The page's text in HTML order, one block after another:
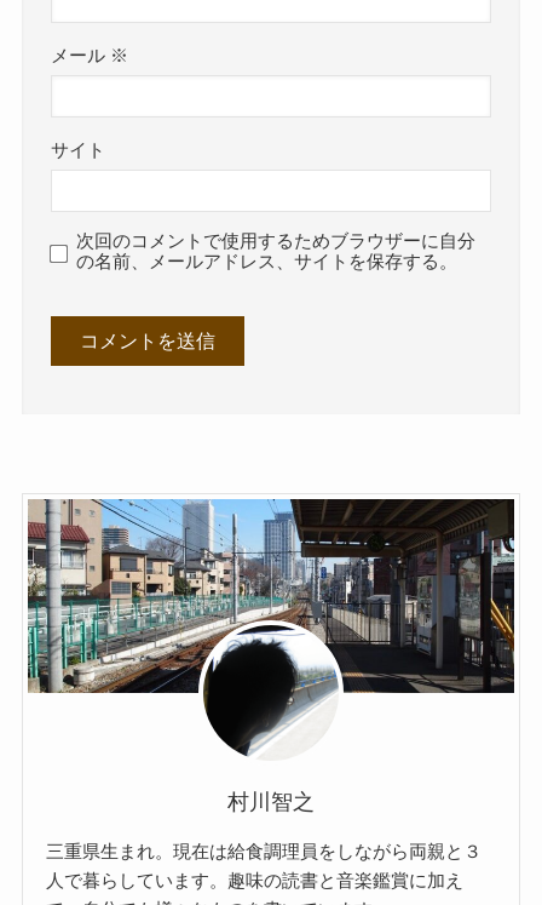
メール ※
サイト
次回のコメントで使用するためブラウザーに自分
の名前、メールアドレス、サイトを保存する。
村川智之
三重県生まれ。現在は給食調理員をしながら両親と３
人で暮らしています。趣味の読書と音楽鑑賞に加え